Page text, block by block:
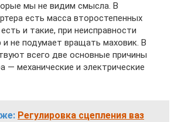
мы не видим смысла. В
есть масса второстепенных
и такие, при неисправности
и не подумает вращать маховик. В
всего две основные причины
— механические и электрические
Регулировка сцепления ваз